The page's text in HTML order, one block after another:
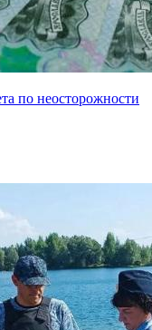
по неосторожности